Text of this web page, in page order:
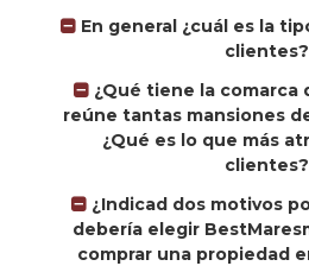
En general ¿cuál es la
clientes?
¿Qué tiene la comarca
reúne tantas mansiones
¿Qué es lo que más
clientes?
¿Indicad dos motivos
debería elegir
comprar una propiedad